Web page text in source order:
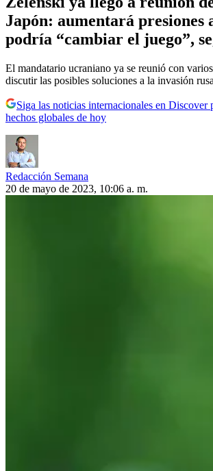
Japón: aumentará presiones
podría “cambiar el juego”,
El mandatario ucraniano ya se reunió con
discutir las posibles soluciones a la invasión
Siga las noticias internacionales en Discover
hechos globales de hoy
Redacción Semana
20 de mayo de 2023, 10:06 a. m.